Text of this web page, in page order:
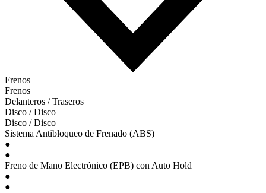
Frenos
Frenos
Delanteros / Traseros
Disco / Disco
Disco / Disco
Sistema Antibloqueo de Frenado (ABS)
●
●
Freno de Mano Electrónico (EPB) con Auto Hold
●
●